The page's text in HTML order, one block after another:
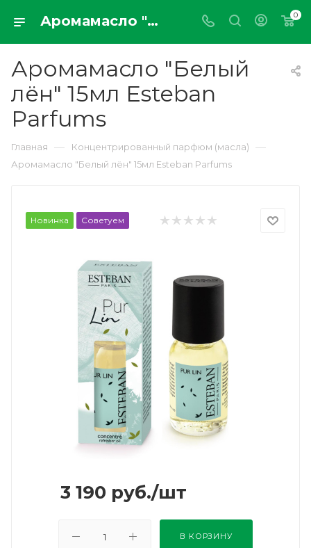
Аромамасло "Белый лён" 15мл Esteban Parfums 0
Аромамасло "Белый
лён" 15мл Esteban
Parfums
Главная — Концентрированный парфюм (масла) —
Аромамасло "Белый лён" 15мл Esteban Parfums
Новинка Советуем
3 190 руб./шт
В КОРЗИНУ